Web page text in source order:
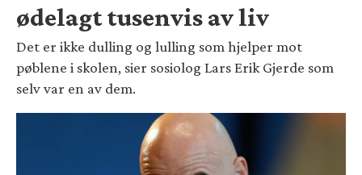
ødelagt tusenvis av liv
Det er ikke dulling og lulling som hjelper mot
pøblene i skolen, sier sosiolog Lars Erik Gjerde som
selv var en av dem.